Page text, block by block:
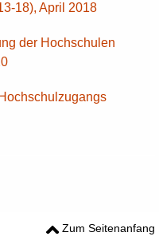
18), April 2018
der Hochschulen
Zum Seitenanfang